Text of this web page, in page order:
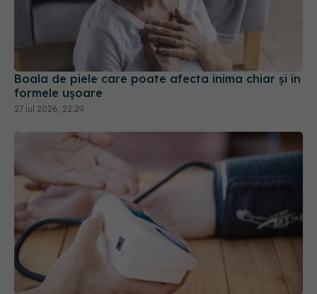
Boala de piele care poate afecta inima chiar și în
formele ușoare
27 iul 2026, 22:29
Cum se măsoară corect tensiunea arterială
12 iul 2026, 22:23